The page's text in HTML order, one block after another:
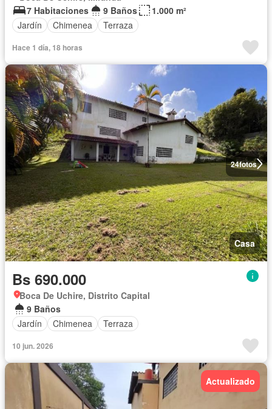
7 Habitaciones
9 Baños
1.000 m²
Jardín
Chimenea Terraza
Hace 1 día, 18 horas
24fotos
Casa
Bs 690.000
Boca De Uchire, Distrito Capital
9 Baños
Jardín
Chimenea Terraza
10 jun. 2026
Actualizado